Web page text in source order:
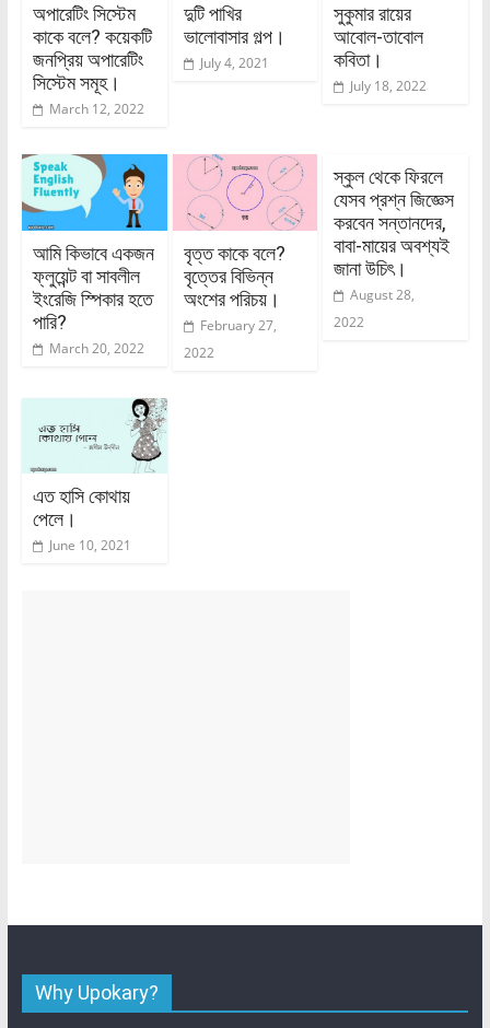
অপারেটিং সিস্টেম
কাকে বলে? কয়েকটি
জনপ্রিয় অপারেটিং
সিস্টেম সমূহ।
March 12, 2022
দুটি পাখির
ভালোবাসার গল্প।
July 4, 2021
সুকুমার রায়ের
আবোল-তাবোল
কবিতা।
July 18, 2022
আমি কিভাবে একজন
ফ্লুয়েন্ট বা সাবলীল
ইংরেজি স্পিকার হতে
পারি?
March 20, 2022
বৃত্ত কাকে বলে?
বৃত্তের বিভিন্ন
অংশের পরিচয়।
February 27,
2022
স্কুল থেকে ফিরলে
যেসব প্রশ্ন জিজ্ঞেস
করবেন সন্তানদের,
বাবা-মায়ের অবশ্যই
জানা উচিৎ।
August 28,
2022
এত হাসি কোথায়
পেলে।
June 10, 2021
Why Upokary?